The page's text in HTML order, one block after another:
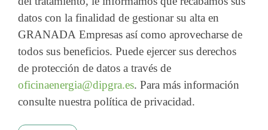
datos con la finalidad de gestionar su alta en
GRANADA Empresas así como aprovecharse de
todos sus beneficios. Puede ejercer sus derechos
de protección de datos a través de
oficinaenergia@dipgra.es. Para más información
consulte nuestra política de privacidad.